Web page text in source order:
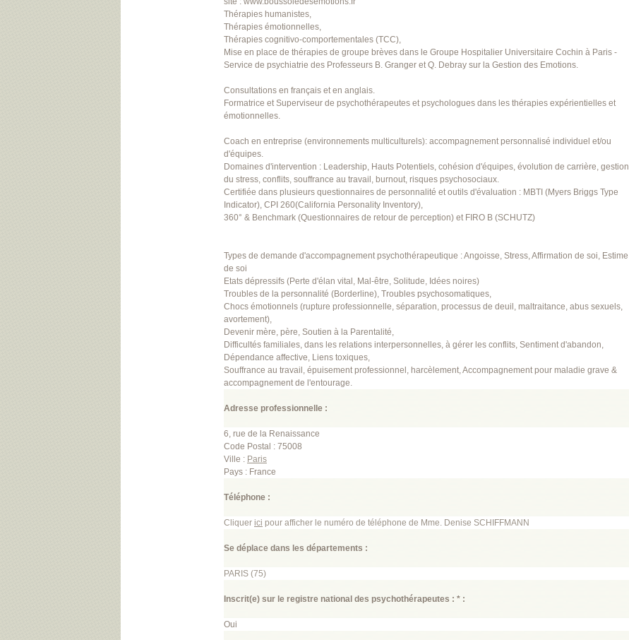
Thérapies humanistes,
Thérapies émotionnelles,
Thérapies cognitivo-comportementales (TCC),
Mise en place de thérapies de groupe brèves dans le Groupe Hospitalier Universitaire Cochin à Paris -
Service de psychiatrie des Professeurs B. Granger et Q. Debray sur la Gestion des Emotions.
Consultations en français et en anglais.
Formatrice et Superviseur de psychothérapeutes et psychologues dans les thérapies expérientielles et
émotionnelles.
Coach en entreprise (environnements multiculturels): accompagnement personnalisé individuel et/ou
d'équipes.
Domaines d'intervention : Leadership, Hauts Potentiels, cohésion d'équipes, évolution de carrière, gestion
du stress, conflits, souffrance au travail, burnout, risques psychosociaux.
Certifiée dans plusieurs questionnaires de personnalité et outils d'évaluation : MBTI (Myers Briggs Type
Indicator), CPI 260(California Personality Inventory),
360° & Benchmark (Questionnaires de retour de perception) et FIRO B (SCHUTZ)
Types de demande d'accompagnement psychothérapeutique : Angoisse, Stress, Affirmation de soi, Estime
de soi
Etats dépressifs (Perte d'élan vital, Mal-être, Solitude, Idées noires)
Troubles de la personnalité (Borderline), Troubles psychosomatiques,
Chocs émotionnels (rupture professionnelle, séparation, processus de deuil, maltraitance, abus sexuels,
avortement),
Devenir mère, père, Soutien à la Parentalité,
Difficultés familiales, dans les relations interpersonnelles, à gérer les conflits, Sentiment d'abandon,
Dépendance affective, Liens toxiques,
Souffrance au travail, épuisement professionnel, harcèlement, Accompagnement pour maladie grave &
accompagnement de l'entourage.
Adresse professionnelle :
6, rue de la Renaissance
Code Postal : 75008
Ville : Paris
Pays : France
Téléphone :
Cliquer ici pour afficher le numéro de téléphone de Mme. Denise SCHIFFMANN
Se déplace dans les départements :
PARIS (75)
Inscrit(e) sur le registre national des psychothérapeutes : * :
Oui